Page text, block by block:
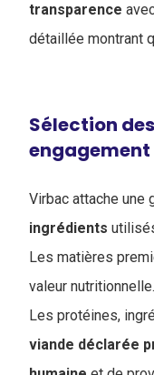
transparence
détaillée montrant
Sélection
Virbac attache une
ingrédients
Les matières
valeur nutritionnelle.
Les protéines,
viande déclarée